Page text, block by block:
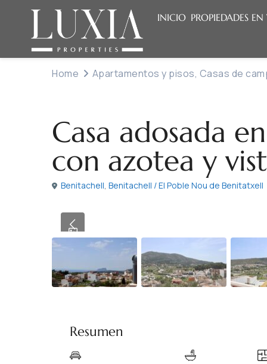
INICIO PROPIEDADES
Home Apartamentos y pisos, Casas de
Casa adosada
con azotea y
Benitachell, Benitachell / El Poble Nou de Benitatxell
Previous
Resumen